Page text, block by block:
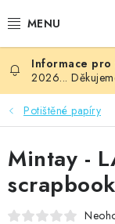
na
NOVINKY
HURÁ DÍLNA
VŠECHNO ZBOŽÍ
KNIHAŘSKÝ
2026...
Potištěné papíry
Mintay -